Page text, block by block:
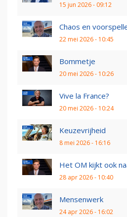
15 jun 2026 - 09:12
Chaos en
22 mei 2026 - 10:45
Bommetje
20 mei 2026 - 10:26
Vive la France?
20 mei 2026 - 10:24
Keuzevrijheid
8 mei 2026 - 16:16
Het OM kijkt ook
28 apr 2026 - 10:40
Mensenwerk
24 apr 2026 - 16:02